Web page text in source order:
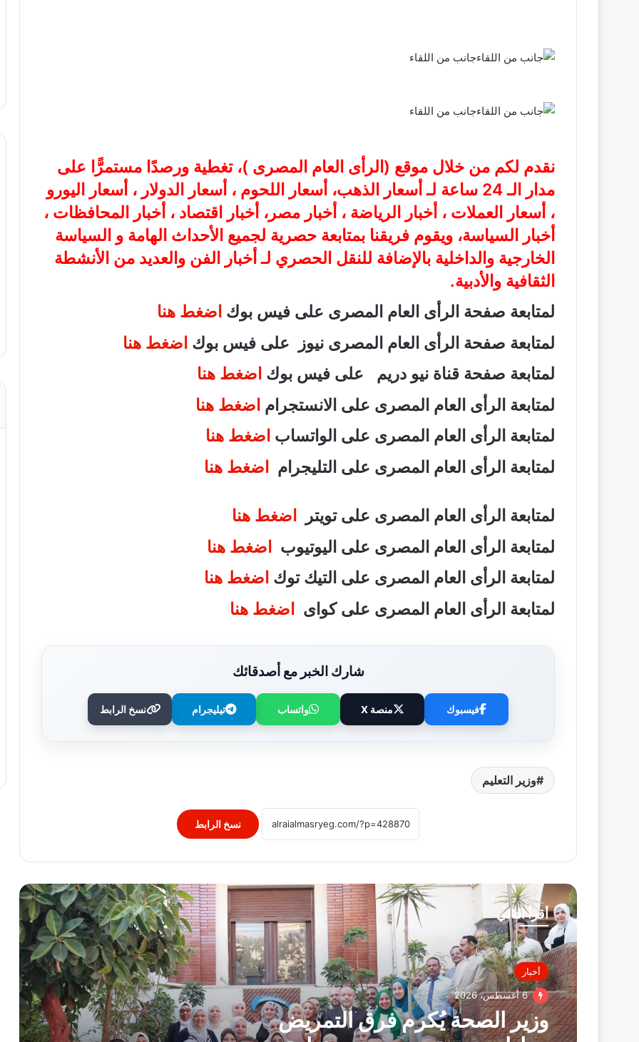
جانب من اللقاء
جانب من اللقاء
نقدم لكم من خلال موقع (الرأى العام المصرى )، تغطية ورصدًا مستمرًّا على
مدار الـ 24 ساعة لـ أسعار الذهب، أسعار اللحوم ، أسعار الدولار ، أسعار اليورو
، أسعار العملات ، أخبار الرياضة ، أخبار مصر، أخبار اقتصاد ، أخبار المحافظات ،
أخبار السياسة، ويقوم فريقنا بمتابعة حصرية لجميع الأحداث الهامة و السياسة
الخارجية والداخلية بالإضافة للنقل الحصري لـ أخبار الفن والعديد من الأنشطة
الثقافية والأدبية.
لمتابعة صفحة الرأى العام المصرى على فيس بوك اضغط هنا
لمتابعة صفحة الرأى العام المصرى نيوز على فيس بوك اضغط هنا
لمتابعة صفحة قناة نيو دريم على فيس بوك اضغط هنا
لمتابعة الرأى العام المصرى على الانستجرام اضغط هنا
لمتابعة الرأى العام المصرى على الواتساب اضغط هنا
لمتابعة الرأى العام المصرى على التليجرام اضغط هنا
لمتابعة الرأى العام المصرى على تويتر
اضغط هنا
لمتابعة الرأى العام المصرى على اليوتيوب اضغط هنا
لمتابعة الرأى العام المصرى على التيك توك اضغط هنا
لمتابعة الرأى العام المصرى على كواى اضغط هنا
شارك الخبر مع أصدقائك
فيسبوك منصة X واتساب تيليجرام نسخ الرابط
وزير التعليم
نسخ الرابط
أقرأ التالي
أخبار
6 أغسطس، 2026
وزير الصحة يُكرم فرق التمريض
وزير الصحة يُكرم فرق التمريض بعيادات
برنامج أبطال المشروعات الصغيرة
والمتوسطة
رئيس الوزراء يوافق على إنشاء منطقة
استثمارية داخل مشروع “البروج” بامتداد
مدينة الشروق
وزارة التعليم: عدد ساعات دراسية أكبر لمواد
شهادة البكالوريا